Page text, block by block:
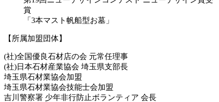
賞
「3本マスト帆船型お墓」
【所属加盟団体】
(社)全国優良石材店の会 元常任理事
(社)日本石材産業協会 埼玉県支部長
埼玉県石材業協会加盟
埼玉県石材業協会技能士会加盟
吉川警察署 少年非行防止ボランティア 会長